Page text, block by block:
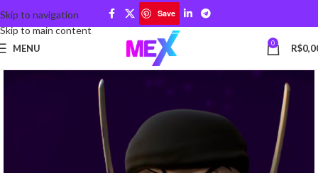
Skip to navigation
Skip to main content
Save
MENU 0 R$